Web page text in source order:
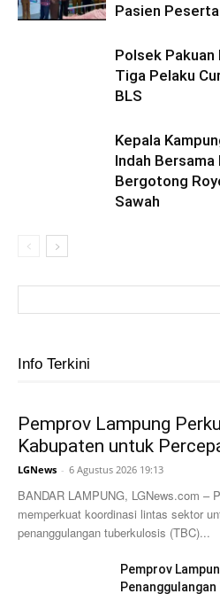
Pasien
Polsek Pakuan
Tiga Pelaku
BLS
Kepala
Indah
Bergotong
Sawah
Info Terkini
Pemprov Lampung
Kabupaten untuk
LGNews - 6 Agustus 2026 19:13
BANDAR LAMPUNG, LGNews.com –
memperkuat koordinasi lintas sektor
penanggulangan tuberkulosis (TBC)...
Pemprov